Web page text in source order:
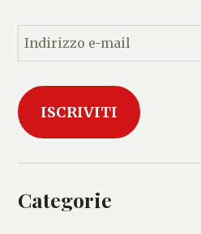
n
r
i
e
ISCRIVITI
Categorie